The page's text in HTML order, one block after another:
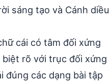
sáng tạo và Cánh diều
cái có tâm đối xứng
biệt rõ với trục đối xứng
đúng các dạng bài tập